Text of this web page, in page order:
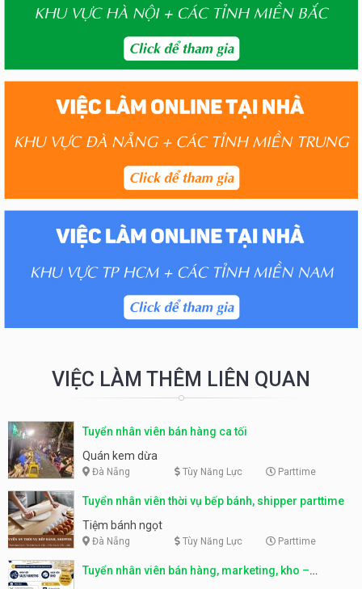
VIỆC LÀM THÊM LIÊN QUAN
Tuyển nhân viên bán hàng ca tối
Quán kem dừa
Đà Nẵng Tùy Năng Lực Parttime
Tuyển nhân viên thời vụ bếp bánh, shipper parttime
Tiệm bánh ngọt
Đà Nẵng Tùy Năng Lực Parttime
Tuyển nhân viên bán hàng, marketing, kho –